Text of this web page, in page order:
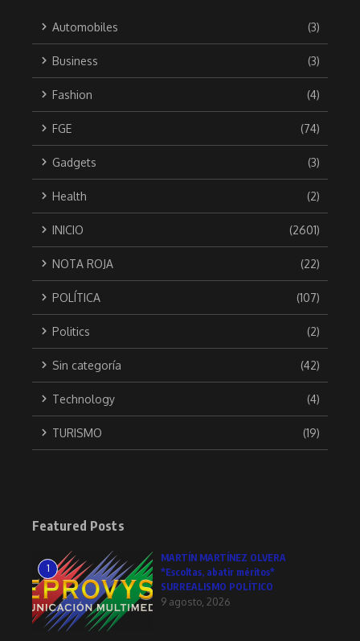
Automobiles (3)
Business (3)
Fashion (4)
FGE (74)
Gadgets (3)
Health (2)
INICIO (2601)
NOTA ROJA (22)
POLÍTICA (107)
Politics (2)
Sin categoría (42)
Technology (4)
TURISMO (19)
Featured Posts
1
MARTÍN MARTÍNEZ OLVERA
*Escoltas, abatir méritos*
SURREALISMO POLÍTICO
9 agosto, 2026